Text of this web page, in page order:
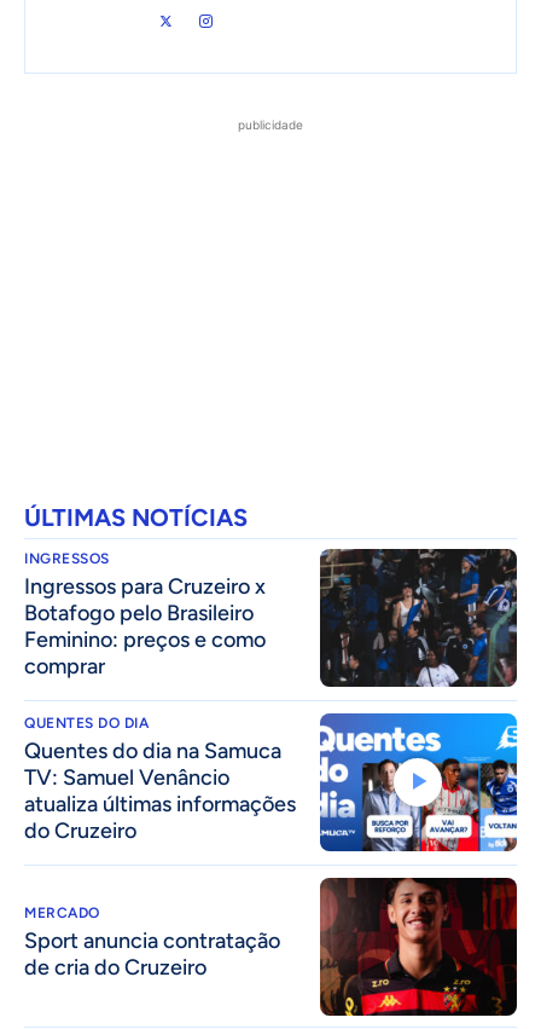
publicidade
ÚLTIMAS NOTÍCIAS
INGRESSOS
Ingressos para Cruzeiro x
Botafogo pelo Brasileiro
Feminino: preços e como
comprar
QUENTES DO DIA
Quentes do dia na Samuca
TV: Samuel Venâncio
atualiza últimas informações
do Cruzeiro
MERCADO
Sport anuncia contratação
de cria do Cruzeiro